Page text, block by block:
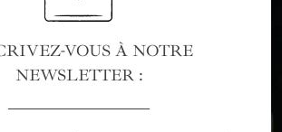
VOUS À NOTRE
NEWSLETTER :